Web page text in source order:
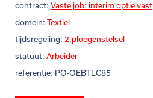
contract: Vaste job: interim optie vast
domein: Textiel
tijdsregeling: 2-ploegenstelsel
statuut: Arbeider
referentie: PO-OEBTLC85